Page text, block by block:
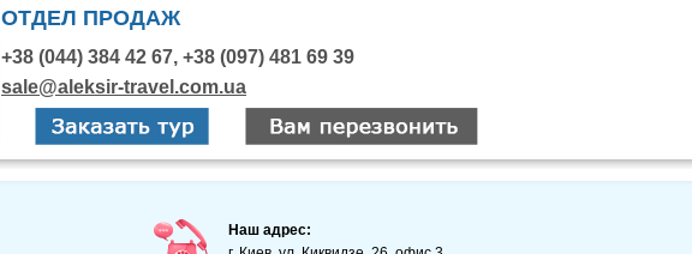
ОТДЕЛ ПРОДАЖ
+38 (044) 384 42 67, +38 (097) 481 69 39
sale@aleksir-travel.com.ua
Наш адрес: